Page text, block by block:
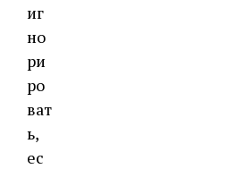
иг
но
ри
ро
ват
ь,
ес